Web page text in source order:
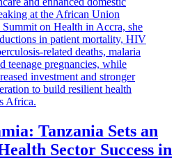
Tanzania Sets an
Sector Success in